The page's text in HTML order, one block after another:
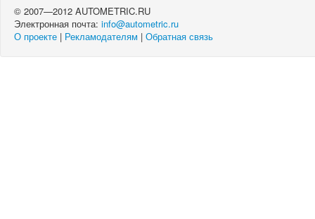
© 2007—2012 AUTOMETRIC.RU
Электронная почта: info@autometric.ru
О проекте | Рекламодателям | Обратная связь